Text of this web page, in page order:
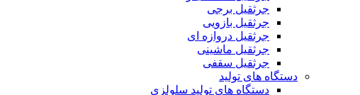
جرثقیل برجی
جرثقیل بازویی
جرثقیل دروازه ای
جرثقیل ماشینی
جرثقیل سقفی
دستگاه های تولید
دستگاه های تولید سلولزی